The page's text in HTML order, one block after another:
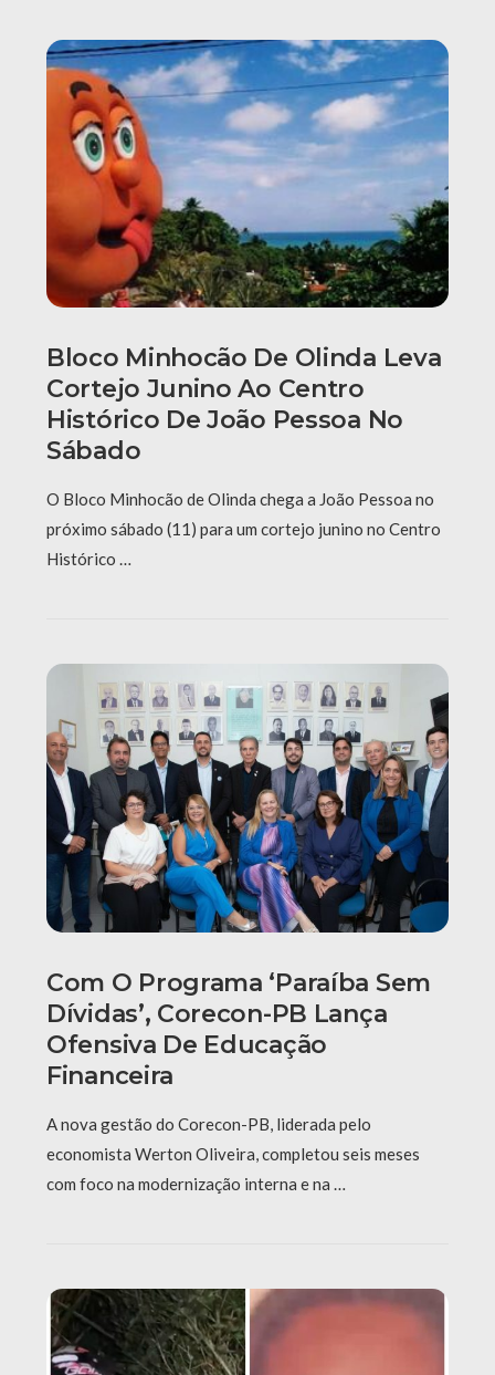
Bloco Minhocão De Olinda Leva
Cortejo Junino Ao Centro
Histórico De João Pessoa No
Sábado
O Bloco Minhocão de Olinda chega a João Pessoa no
próximo sábado (11) para um cortejo junino no Centro
Histórico …
Com O Programa ‘Paraíba Sem
Dívidas’, Corecon-PB Lança
Ofensiva De Educação
Financeira
A nova gestão do Corecon-PB, liderada pelo
economista Werton Oliveira, completou seis meses
com foco na modernização interna e na …